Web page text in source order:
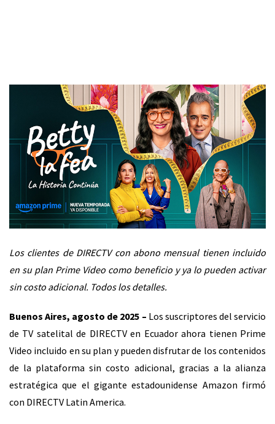
Los clientes de DIRECTV con abono mensual tienen incluido
en su plan Prime Video como beneficio y ya lo pueden activar
sin costo adicional. Todos los detalles.
Buenos Aires, agosto de 2025 – Los suscriptores del servicio
de TV satelital de DIRECTV en Ecuador ahora tienen Prime
Video incluido en su plan y pueden disfrutar de los contenidos
de la plataforma sin costo adicional, gracias a la alianza
estratégica que el gigante estadounidense Amazon firmó
con DIRECTV Latin America.